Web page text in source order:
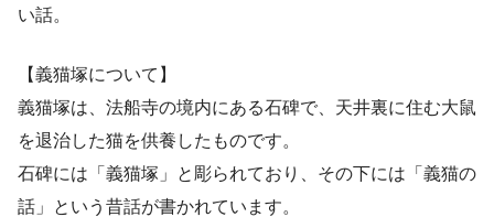
い話。
【義猫塚について】
義猫塚は、法船寺の境内にある石碑で、天井裏に住む大鼠
を退治した猫を供養したものです。
石碑には「義猫塚」と彫られており、その下には「義猫の
話」という昔話が書かれています。